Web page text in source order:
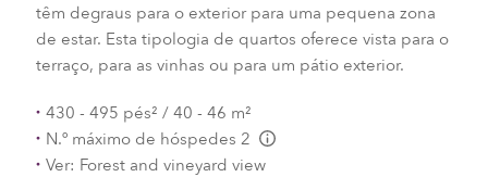
têm degraus para o exterior para uma pequena zona
de estar. Esta tipologia de quartos oferece vista para o
terraço, para as vinhas ou para um pátio exterior.
430 - 495 pés² / 40 - 46 m²
N.º máximo de hóspedes 2
Ver: Forest and vineyard view